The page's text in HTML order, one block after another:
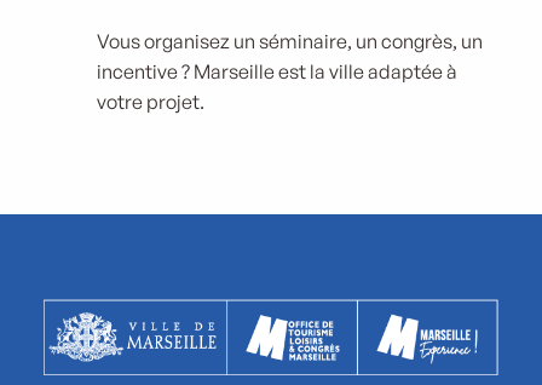
Vous organisez un séminaire, un congrès, un
incentive ? Marseille est la ville adaptée à
votre projet.